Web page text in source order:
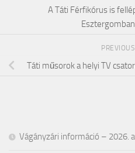
A Táti Férfikórus is
Táti műsorok a helyi TV
Vágányzári információ – 2026.